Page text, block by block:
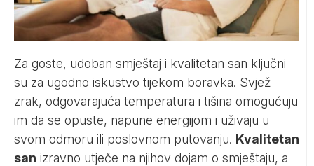
Za goste, udoban smještaj i kvalitetan san ključni
su za ugodno iskustvo tijekom boravka. Svjež
zrak, odgovarajuća temperatura i tišina omogućuju
im da se opuste, napune energijom i uživaju u
svom odmoru ili poslovnom putovanju. Kvalitetan
san izravno utječe na njihov dojam o smještaju, a